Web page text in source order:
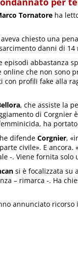
Tornatore ha
aveva chiesto una
danni di
episodi abbastanza
online che non sono
con profili fake alla
, che assiste la
di
ha
difende Corgnier,
civile». E
-. Viene fornita solo
si è focalizzata su
– rimarca -. Ha
annunciato